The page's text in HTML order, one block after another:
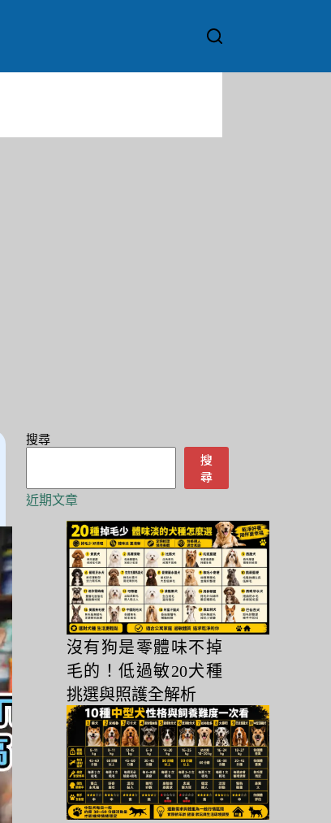
搜尋
搜
尋
近期文章
沒有狗是零體味不掉
毛的！低過敏20犬種
挑選與照護全解析